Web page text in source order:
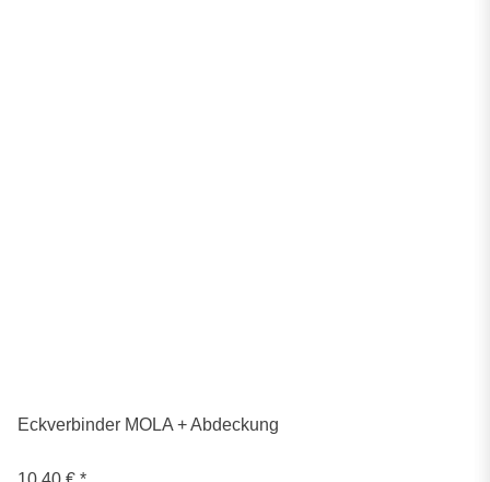
Eckverbinder MOLA + Abdeckung